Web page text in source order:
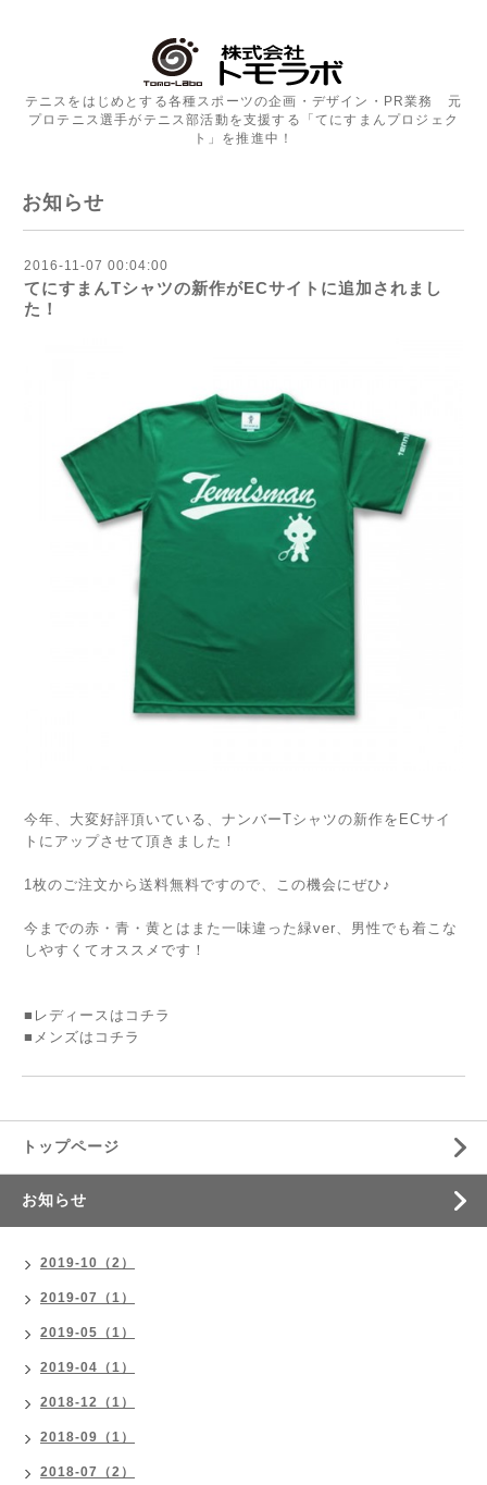
テニスをはじめとする各種スポーツの企画・デザイン・PR業務 元
プロテニス選手がテニス部活動を支援する「てにすまんプロジェク
ト」を推進中！
お知らせ
2016-11-07 00:04:00
てにすまんTシャツの新作がECサイトに追加されまし
た！
今年、大変好評頂いている、ナンバーTシャツの新作をECサイ
トにアップさせて頂きました！
1枚のご注文から送料無料ですので、この機会にぜひ♪
今までの赤・青・黄とはまた一味違った緑ver、男性でも着こな
しやすくてオススメです！
■レディースは コチラ
■メンズは コチラ
トップページ
お知らせ
2019-10（2）
2019-07（1）
2019-05（1）
2019-04（1）
2018-12（1）
2018-09（1）
2018-07（2）